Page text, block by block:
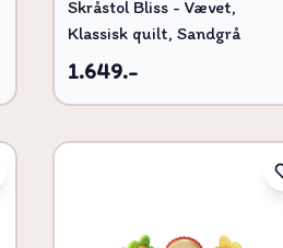
Skråstol Bliss - Vævet,
Klassisk quilt, Sandgrå
1.649.-